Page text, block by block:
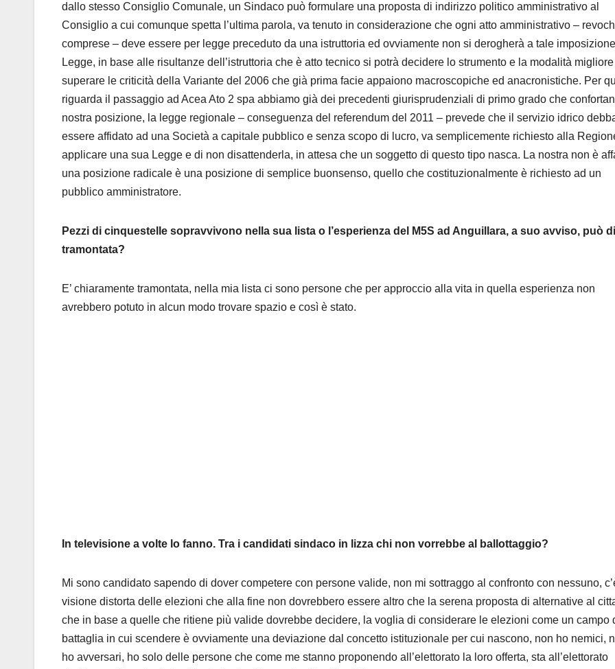
dallo stesso Consiglio Comunale, un Sindaco può formulare una proposta di indirizzo politico amministrativo al
Consiglio a cui comunque spetta l’ultima parola, va tenuto in considerazione che ogni atto amministrativo –
comprese – deve essere per legge preceduto da una istruttoria ed ovviamente non si derogherà a tale
Legge, in base alle risultanze dell’istruttoria che è atto tecnico si potrà decidere lo strumento e la modalità
superare le criticità della Variante del 2006 che già prima facie appaiono macroscopiche ed anacronistiche. Per
riguarda il passaggio ad Acea Ato 2 spa abbiamo già dei precedenti giurisprudenziali di primo grado che
nostra posizione, la legge regionale – conseguenza del referendum del 2011 – prevede che il servizio idrico
essere affidato ad una Società a capitale pubblico e senza scopo di lucro, va semplicemente richiesto alla
applicare una sua Legge e di non disattenderla, in attesa che un soggetto di questo tipo nasca. La nostra non è
una posizione radicale è una posizione di semplice buonsenso, quello che costituzionalmente è richiesto ad un
pubblico amministratore.
Pezzi di cinquestelle sopravvivono nella sua lista o l’esperienza del M5S ad Anguillara, a suo avviso, può
tramontata?
E’ chiaramente tramontata, nella mia lista ci sono persone che per approccio alla vita in quella esperienza non
avrebbero potuto in alcun modo trovare spazio e così è stato.
In televisione a volte lo fanno. Tra i candidati sindaco in lizza chi non vorrebbe al ballottaggio?
Mi sono candidato sapendo di dover competere con persone valide, non mi sottraggo al confronto con nessuno,
visione distorta delle elezioni che alla fine non dovrebbero essere altro che la serena proposta di alternative al
che in base a quelle che ritiene più valide dovrebbe decidere, la voglia di considerare le elezioni come un campo
battaglia in cui scendere è ovviamente una deviazione dal concetto istituzionale per cui nascono, non ho nemici,
ho avversari, ho solo delle persone che come me stanno proponendo all’elettorato la loro offerta, sta all’elettorato